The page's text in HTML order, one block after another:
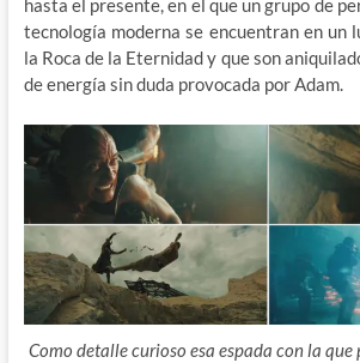
hasta el presente, en el que un grupo de
tecnología moderna se encuentran en un
la Roca de la Eternidad y que son
de energía sin duda provocada por Adam.
Como detalle curioso esa espada con la que